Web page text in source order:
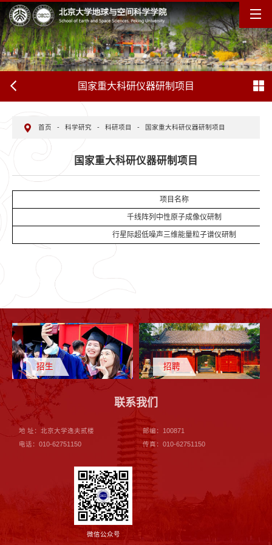
国家重大科研仪器研制项目
首页 - 科学研究 - 科研项目 - 国家重大科研仪器研制项目
国家重大科研仪器研制项目
项目名称
千线阵列中性原子成像仪研制
行星际超低噪声三维能量粒子谱仪研制
招生 招聘
联系我们
地 址：北京大学逸夫贰楼
邮编：100871
电话：010-62751150
传真：010-62751150
微信公众号